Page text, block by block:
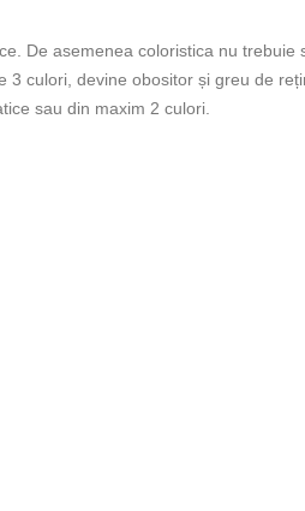
De asemenea coloristica nu
culori, devine obositor și greu de
sau din maxim 2 culori.